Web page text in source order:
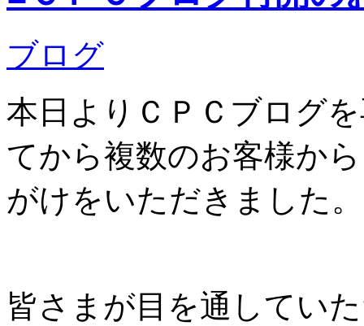
ブログ
本日よりＣＰＣブログ
てから複数のお客様か
がけをいただきました。
皆さまが目を通してい